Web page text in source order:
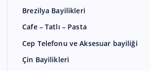
Brezilya Bayilikleri
Cafe – Tatlı – Pasta
Cep Telefonu ve Aksesuar bayiliği
Çin Bayilikleri